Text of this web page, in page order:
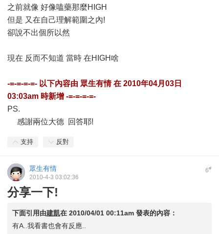
之前就像 好像嗑藥那麼HIGH
但是 又在自己理解範圍之內!
卻說不出個所以然
現在 反而不知道 當時 在HIGH啥
-=-=-=-=- 以下內容由 眾生有情在 2010年04月03日
03:03am 時新增 -=-=-=-=-
PS.
感謝兩位大德 回答耶!
支持 反對
6#
眾生有情
2010-4-3 03:02:36
分享一下!
下面引用由建凱在 2010/04/01 00:11am 發表的內容：
有A..我看書也會有反應..